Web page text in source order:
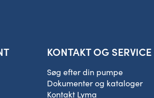
KONTAKT OG SERVICE
Søg efter din pumpe
Dokumenter og kataloger
Kontakt Lyma